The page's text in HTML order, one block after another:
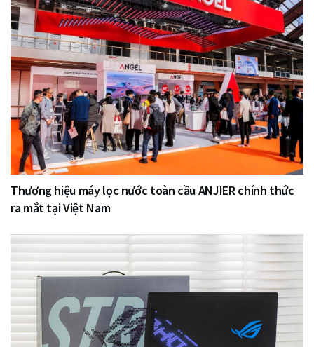
Thương hiệu máy lọc nước toàn cầu ANJIER chính thức
ra mắt tại Việt Nam